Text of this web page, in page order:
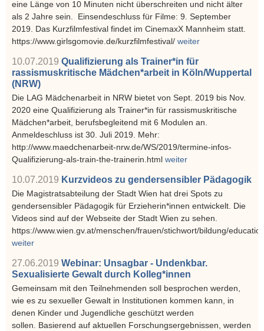
eine Länge von 10 Minuten nicht überschreiten und nicht älter
als 2 Jahre sein. Einsendeschluss für Filme: 9. September
2019. Das Kurzfilmfestival findet im CinemaxX Mannheim statt.
https://www.girlsgomovie.de/kurzfilmfestival/ weiter
10.07.2019 Qualifizierung als Trainer*in für
rassismuskritische Mädchen*arbeit in Köln/Wuppertal
(NRW)
Die LAG Mädchenarbeit in NRW bietet von Sept. 2019 bis Nov.
2020 eine Qualifizierung als Trainer*in für rassismuskritische
Mädchen*arbeit, berufsbegleitend mit 6 Modulen an.
Anmeldeschluss ist 30. Juli 2019. Mehr:
http://www.maedchenarbeit-nrw.de/WS/2019/termine-infos-
Qualifizierung-als-train-the-trainerin.html weiter
10.07.2019 Kurzvideos zu gendersensibler Pädagogik
Die Magistratsabteilung der Stadt Wien hat drei Spots zu
gendersensibler Pädagogik für Erzieherin*innen entwickelt. Die
Videos sind auf der Webseite der Stadt Wien zu sehen.
https://www.wien.gv.at/menschen/frauen/stichwort/bildung/
weiter
27.06.2019 Webinar: Unsagbar - Undenkbar.
Sexualisierte Gewalt durch Kolleg*innen
Gemeinsam mit den Teilnehmenden soll besprochen werden,
wie es zu sexueller Gewalt in Institutionen kommen kann, in
denen Kinder und Jugendliche geschützt werden
sollen. Basierend auf aktuellen Forschungsergebnissen, werden